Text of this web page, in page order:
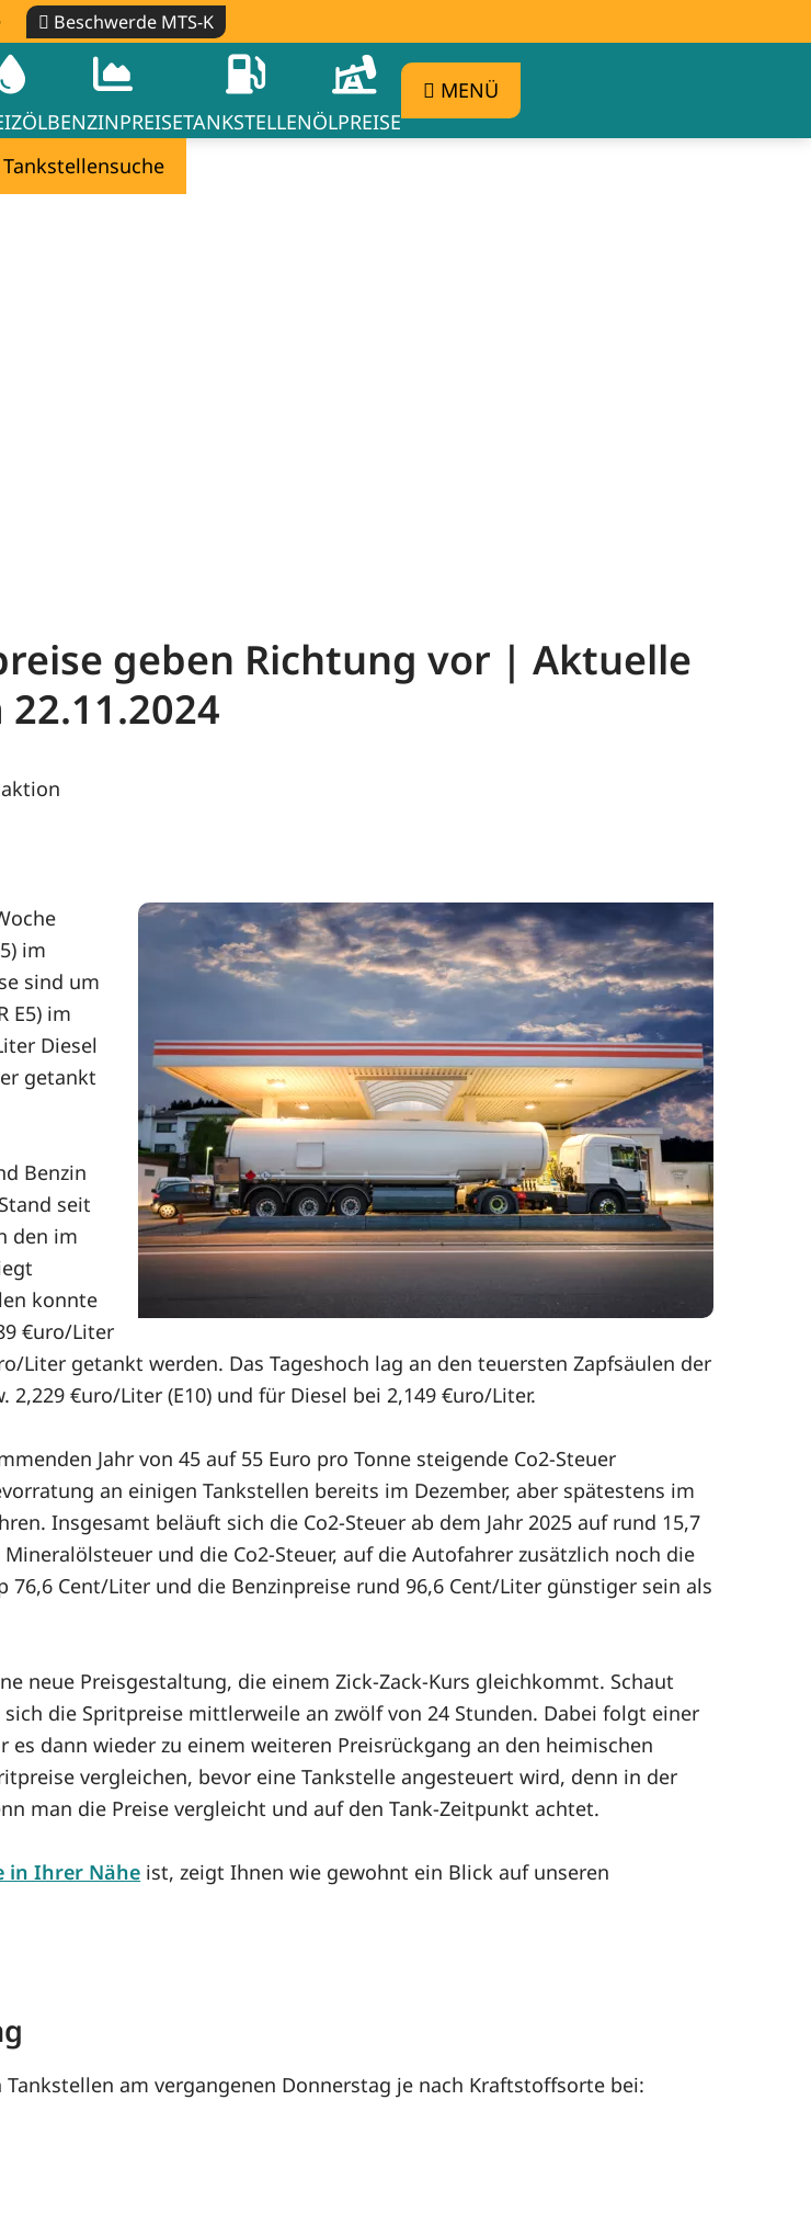
Beschwerde MTS-K
BENZINPREISETANKSTELLENÖLPREISE
MENÜ
Tankstellensuche
geben Richtung vor | Aktuelle
im
sind um
E5) im
Diesel
getankt
Benzin
seit
den im
konnte
€uro/Liter
Liter getankt werden. Das Tageshoch lag an den teuersten Zapfsäulen der
€uro/Liter (E10) und für Diesel bei 2,149 €uro/Liter.
Jahr von 45 auf 55 Euro pro Tonne steigende Co2-Steuer
an einigen Tankstellen bereits im Dezember, aber spätestens im
Insgesamt beläuft sich die Co2-Steuer ab dem Jahr 2025 auf rund 15,7
und die Co2-Steuer, auf die Autofahrer zusätzlich noch die
Cent/Liter und die Benzinpreise rund 96,6 Cent/Liter günstiger sein als
neue Preisgestaltung, die einem Zick-Zack-Kurs gleichkommt. Schaut
die Spritpreise mittlerweile an zwölf von 24 Stunden. Dabei folgt einer
dann wieder zu einem weiteren Preisrückgang an den heimischen
vergleichen, bevor eine Tankstelle angesteuert wird, denn in der
man die Preise vergleicht und auf den Tank-Zeitpunkt achtet.
in Ihrer Nähe ist, zeigt Ihnen wie gewohnt ein Blick auf unseren
am vergangenen Donnerstag je nach Kraftstoffsorte bei: